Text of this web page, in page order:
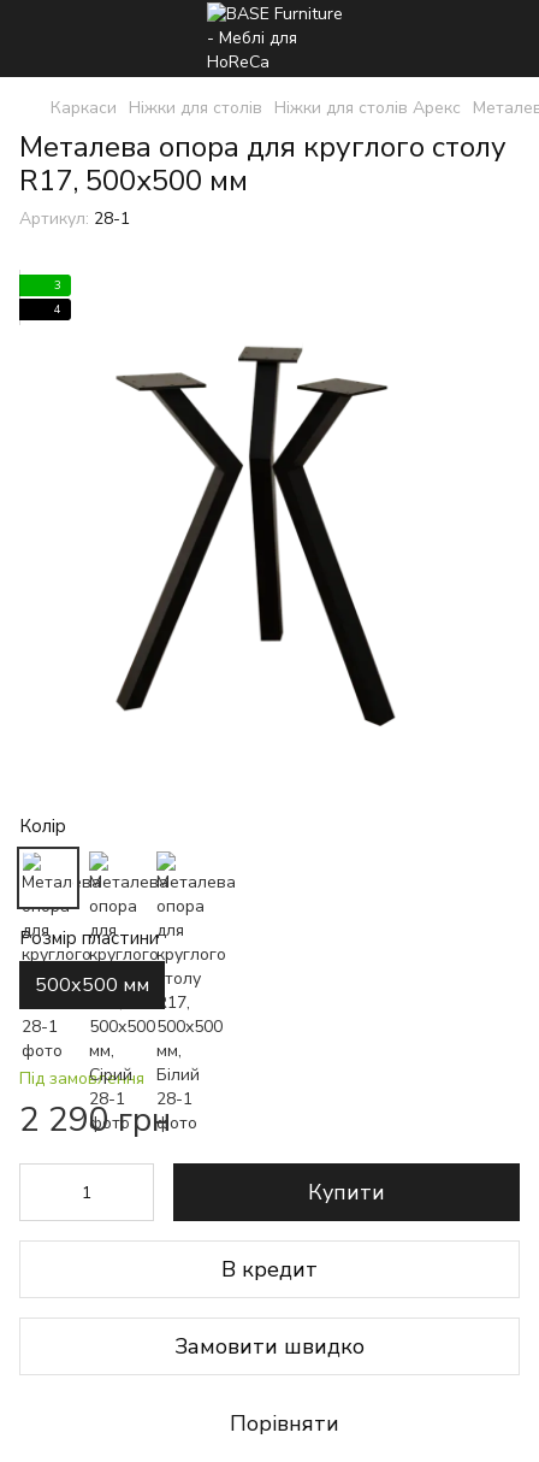
Каркаси Ніжки для столів Ніжки для столів Арекс
Металева опора для круглого столу
R17, 500х500 мм
Артикул: 28-1
3
4
Колір
Розмір пластини
500х500 мм
Під замовлення
2 290 грн
Купити
В кредит
Замовити швидко
Порівняти